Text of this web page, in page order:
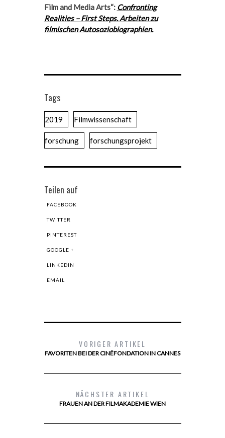
Film and Media Arts“: Confronting
Realities – First Steps. Arbeiten zu
filmischen Autosoziobiographien.
Tags
2019 Filmwissenschaft
forschung forschungsprojekt
Teilen auf
FACEBOOK
TWITTER
PINTEREST
GOOGLE +
LINKEDIN
EMAIL
VORIGER ARTIKEL
FAVORITEN BEI DER CINÉFONDATION IN CANNES
NÄCHSTER ARTIKEL
FRAUEN AN DER FILMAKADEMIE WIEN